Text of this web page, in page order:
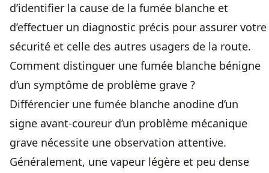
d’identifier la cause de la fumée blanche et
d’effectuer un diagnostic précis pour assurer votre
sécurité et celle des autres usagers de la route.
Comment distinguer une fumée blanche bénigne
d’un symptôme de problème grave ?
Différencier une fumée blanche anodine d’un
signe avant-coureur d’un problème mécanique
grave nécessite une observation attentive.
Généralement, une vapeur légère et peu dense